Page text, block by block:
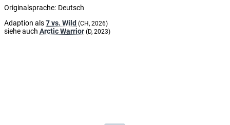
Originalsprache: Deutsch
Adaption als7 vs. Wild (CH, 2026)
siehe auch Arctic Warrior (D, 2023)